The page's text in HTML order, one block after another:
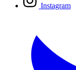
Instagram